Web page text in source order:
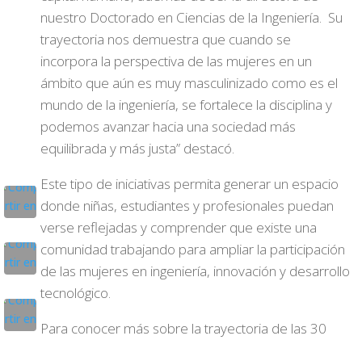
nuestro Doctorado en Ciencias de la Ingeniería. Su
trayectoria nos demuestra que cuando se
incorpora la perspectiva de las mujeres en un
ámbito que aún es muy masculinizado como es el
mundo de la ingeniería, se fortalece la disciplina y
podemos avanzar hacia una sociedad más
equilibrada y más justa” destacó.
Este tipo de iniciativas permita generar un espacio
donde niñas, estudiantes y profesionales puedan
verse reflejadas y comprender que existe una
comunidad trabajando para ampliar la participación
de las mujeres en ingeniería, innovación y desarrollo
tecnológico.
Para conocer más sobre la trayectoria de las 30